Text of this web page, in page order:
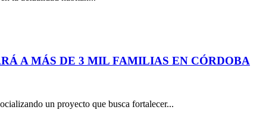
A MÁS DE 3 MIL FAMILIAS EN CÓRDOBA
un proyecto que busca fortalecer...